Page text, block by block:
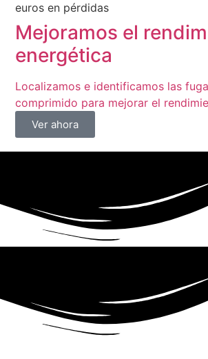
euros en pérdidas
Mejoramos el
energética
Localizamos e identificamos las
comprimido para mejorar el
Ver ahora